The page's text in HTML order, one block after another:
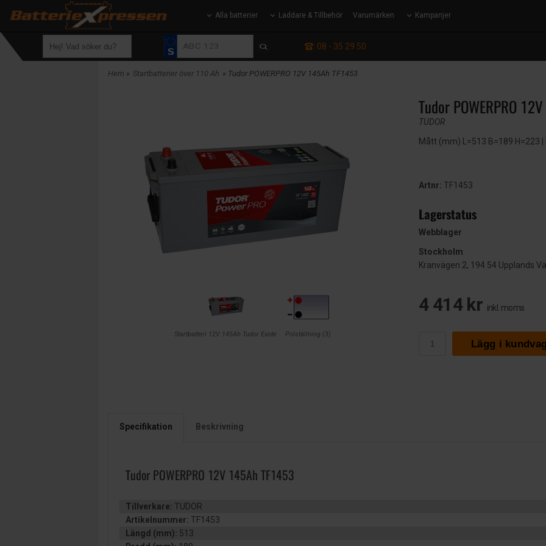
Alla batterier Laddare & Tillbehör Varumärken Kampanjer
: 08 - 35 29 50
Hem » Startbatterier över 110 Ah » Tudor POWERPRO 12V 145Ah TF1453
Startbatteri 12V 145Ah Tudor Exide Polställning (3)
Tudor POWERPRO
TUDOR
Mått (mm) L=513 B=189 H=223 |
Artnr: TF1453
Lagerstatus
Webblager
Stockholm
Kranvägen 2, 194 54 Upplands
4 414 kr inkl. moms
Lägg i
Specifikation Beskrivning
Tudor POWERPRO 12V 145Ah TF1453
Tillverkare: TUDOR
Artikelnummer: TF1453
Längd (mm): 513